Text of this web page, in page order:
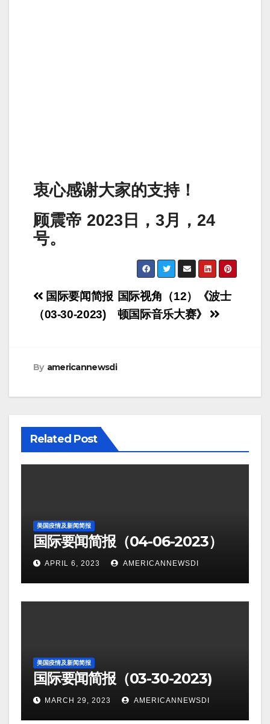
衷心感谢大家的支持！
顾震帝 2023日，3月，24
号。
Post
navigation
国际视角（12）《波士
顿国际音乐大赛》
国际要闻简报
（03-30-2023)
By americannewsdi
Related Post
美国疫情及新闻简报
国际要闻简报（04-06-2023）
APRIL 6, 2023 AMERICANNEWSDI
美国疫情及新闻简报
国际要闻简报（03-30-2023)
MARCH 29, 2023 AMERICANNEWSDI